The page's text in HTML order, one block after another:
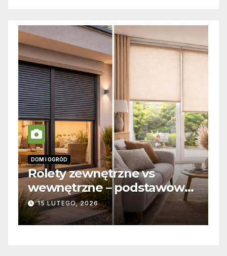
I OGRÓD
zewnętrzne vs
– podstawowe
konstrukcyjne i
LUTEGO, 2026
INFORMACJE
Zabicie
jak
19